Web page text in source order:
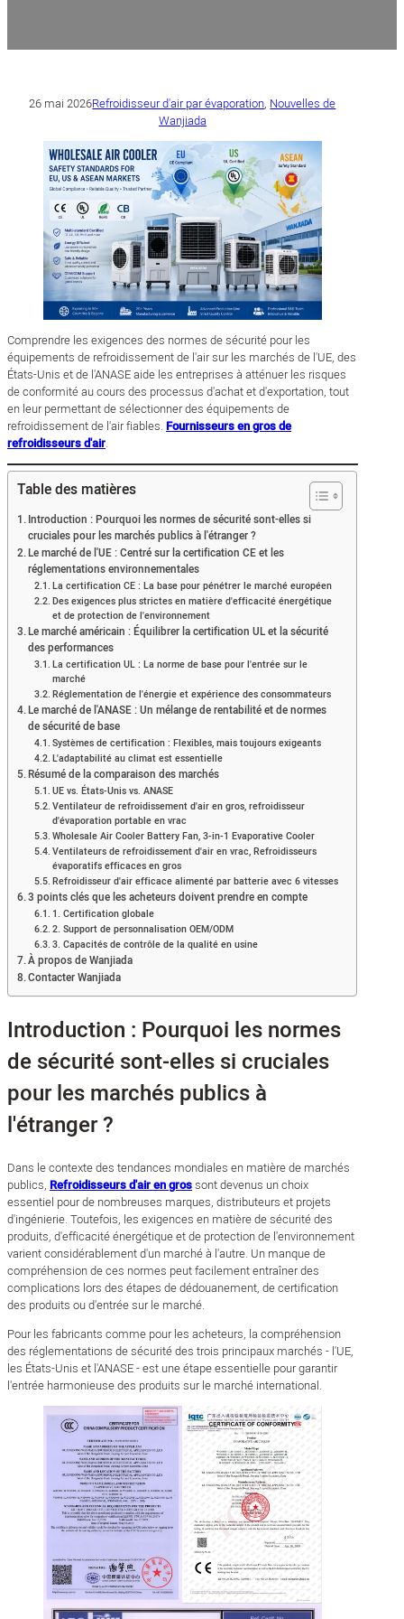
26 mai 2026Refroidisseur d'air par évaporation, Nouvelles de
Wanjiada
Comprendre les exigences des normes de sécurité pour les
équipements de refroidissement de l'air sur les marchés de l'UE, des
États-Unis et de l'ANASE aide les entreprises à atténuer les risques
de conformité au cours des processus d'achat et d'exportation, tout
en leur permettant de sélectionner des équipements de
refroidissement de l'air fiables. Fournisseurs en gros de
refroidisseurs d'air.
Table des matières
Introduction : Pourquoi les normes de sécurité sont-elles si
cruciales pour les marchés publics à l'étranger ?
Le marché de l'UE : Centré sur la certification CE et les
réglementations environnementales
La certification CE : La base pour pénétrer le marché européen
Des exigences plus strictes en matière d'efficacité énergétique
et de protection de l'environnement
Le marché américain : Équilibrer la certification UL et la sécurité
des performances
La certification UL : La norme de base pour l'entrée sur le
marché
Réglementation de l'énergie et expérience des consommateurs
Le marché de l'ANASE : Un mélange de rentabilité et de normes
de sécurité de base
Systèmes de certification : Flexibles, mais toujours exigeants
L'adaptabilité au climat est essentielle
Résumé de la comparaison des marchés
UE vs. États-Unis vs. ANASE
Ventilateur de refroidissement d'air en gros, refroidisseur
d'évaporation portable en vrac
Wholesale Air Cooler Battery Fan, 3-in-1 Evaporative Cooler
Ventilateurs de refroidissement d'air en vrac, Refroidisseurs
évaporatifs efficaces en gros
Refroidisseur d'air efficace alimenté par batterie avec 6 vitesses
3 points clés que les acheteurs doivent prendre en compte
1. Certification globale
2. Support de personnalisation OEM/ODM
3. Capacités de contrôle de la qualité en usine
À propos de Wanjiada
Contacter Wanjiada
Introduction : Pourquoi les normes
de sécurité sont-elles si cruciales
pour les marchés publics à
l'étranger ?
Dans le contexte des tendances mondiales en matière de marchés
publics, Refroidisseurs d'air en grossont devenus un choix
essentiel pour de nombreuses marques, distributeurs et projets
d'ingénierie. Toutefois, les exigences en matière de sécurité des
produits, d'efficacité énergétique et de protection de l'environnement
varient considérablement d'un marché à l'autre. Un manque de
compréhension de ces normes peut facilement entraîner des
complications lors des étapes de dédouanement, de certification
des produits ou d'entrée sur le marché.
Pour les fabricants comme pour les acheteurs, la compréhension
des réglementations de sécurité des trois principaux marchés - l'UE,
les États-Unis et l'ANASE - est une étape essentielle pour garantir
l'entrée harmonieuse des produits sur le marché international.